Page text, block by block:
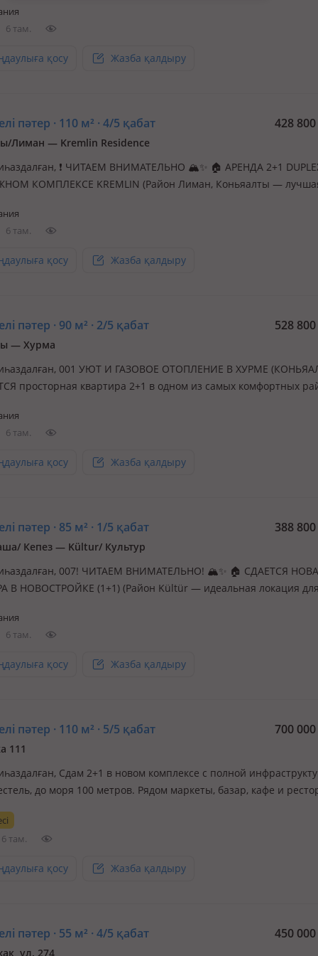
и комфорта. ⚠️ ВАЖНО: Объект сдаётся НА ДЛИТЕЛЬНЫЙ
для первичного пол…
6 там.
қосу Жазба қалдыру
пәтер · 110 м² · 4/5 қабат 428 800
Лиман — Kremlin Residence
❗ ЧИТАЕМ ВНИМАТЕЛЬНО 🏔✨ 🏠 АРЕНДА 2+1
КОМПЛЕКСЕ KREMLIN (Район Лиман, Коньяалты —
сдаётся для тех, у кого уже есть документы в этом районе
КОМФОРТА…
6 там.
қосу Жазба қалдыру
пәтер · 90 м² · 2/5 қабат 528 800
— Хурма
001 УЮТ И ГАЗОВОЕ ОТОПЛЕНИЕ В ХУРМЕ
просторная квартира 2+1 в одном из самых комфортных
✅ ПРЕИМУЩЕСТВА: 🏔 ▫️ Отопление: ПРИРОДНЫЙ ГАЗ —
низкие с…
6 там.
қосу Жазба қалдыру
пәтер · 85 м² · 1/5 қабат 388 800
Кепез — Kültur/ Культур
007! ЧИТАЕМ ВНИМАТЕЛЬНО! 🏔✨ 🏠 СДАЕТСЯ
В НОВОСТРОЙКЕ (1+1) (Район Kültür — идеальная локация
полотенец и посуды. Заезжайте и наслаждайтесь комфортом
ВАШ КОМФОР…
6 там.
қосу Жазба қалдыру
пәтер · 110 м² · 5/5 қабат 700 000
111
Сдам 2+1 в новом комплексе с полной
до моря 100 метров. Рядом маркеты, базар, кафе и
6 там.
қосу Жазба қалдыру
пәтер · 55 м² · 4/5 қабат 450 000
ул. 274